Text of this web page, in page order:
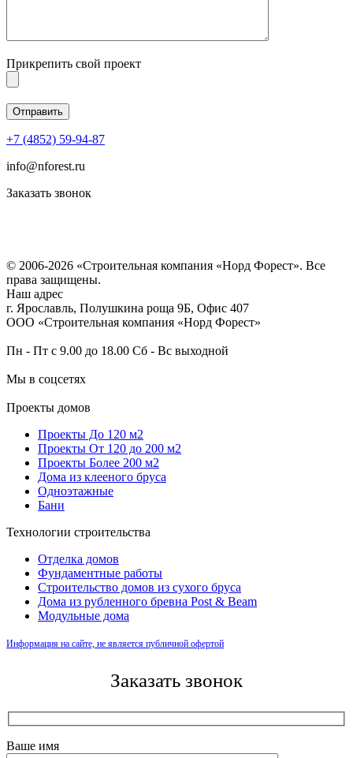
Прикрепить свой проект
+7 (4852) 59-94-87
info@nforest.ru
Заказать звонок
© 2006-2026 «Строительная компания «Норд Форест». Все
права защищены.
Наш адрес
г. Ярославль, Полушкина роща 9Б, Офис 407
ООО «Строительная компания «Норд Форест»
Пн - Пт с 9.00 до 18.00 Сб - Вс выходной
Мы в соцсетях
Проекты домов
Проекты До 120 м2
Проекты От 120 до 200 м2
Проекты Более 200 м2
Дома из клееного бруса
Одноэтажные
Бани
Технологии строительства
Отделка домов
Фундаментные работы
Строительство домов из сухого бруса
Дома из рубленного бревна Post & Beam
Модульные дома
Информация на сайте, не является публичной офертой
Заказать звонок
Ваше имя